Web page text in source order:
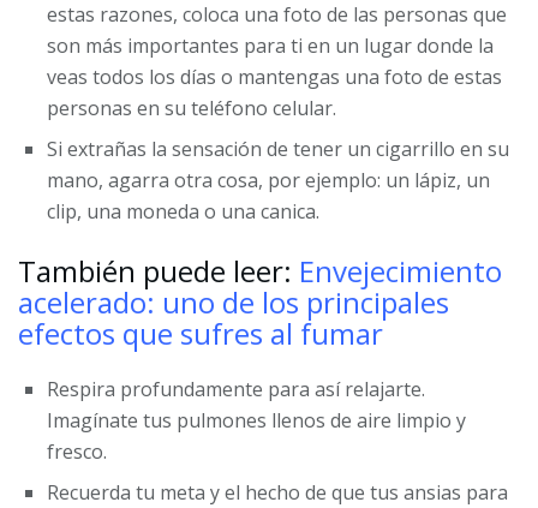
estas razones, coloca una foto de las personas que
son más importantes para ti en un lugar donde la
veas todos los días o mantengas una foto de estas
personas en su teléfono celular.
Si extrañas la sensación de tener un cigarrillo en su
mano, agarra otra cosa, por ejemplo: un lápiz, un
clip, una moneda o una canica.
También puede leer: Envejecimiento
acelerado: uno de los principales
efectos que sufres al fumar
Respira profundamente para así relajarte.
Imagínate tus pulmones llenos de aire limpio y
fresco.
Recuerda tu meta y el hecho de que tus ansias para